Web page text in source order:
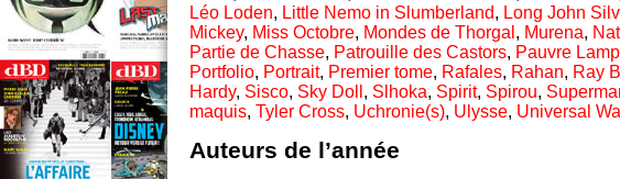
Léo Loden, Little Nemo in Slumberland, Long John
Mickey, Miss Octobre, Mondes de Thorgal , Murena,
Partie de Chasse, Patrouille des Castors, Pauvre
Portfolio, Portrait, Premier tome, Rafales, Rahan, Ray
Hardy, Sisco, Sky Doll , Slhoka, Spirit, Spirou,
maquis, Tyler Cross, Uchronie(s), Ulysse, Universal
Auteurs de l’année